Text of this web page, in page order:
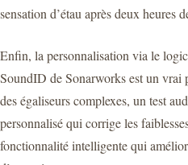
sensation d’étau après deux heures
Enfin, la personnalisation via le
SoundID de Sonarworks est un vrai
des égaliseurs complexes, un test
personnalisé qui corrige les
fonctionnalité intelligente qui